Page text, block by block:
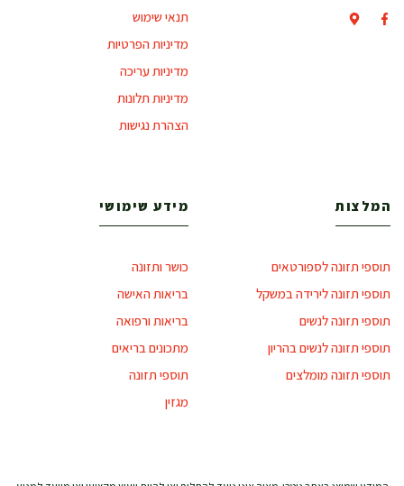
תנאי שימוש
מדיניות הפרטיות
מדיניות עריכה
מדיניות תלונות
הצהרת נגישות
המלצות
תוספי תזונה לספורטאים
תוספי תזונה לירידה במשקל
תוספי תזונה לנשים
תוספי תזונה לנשים בהריון
תוספי תזונה מומלצים
מידע שימושי
כושר ותזונה
בריאות האישה
בריאות ורפואה
מתכונים בריאים
תוספי תזונה
מגזין